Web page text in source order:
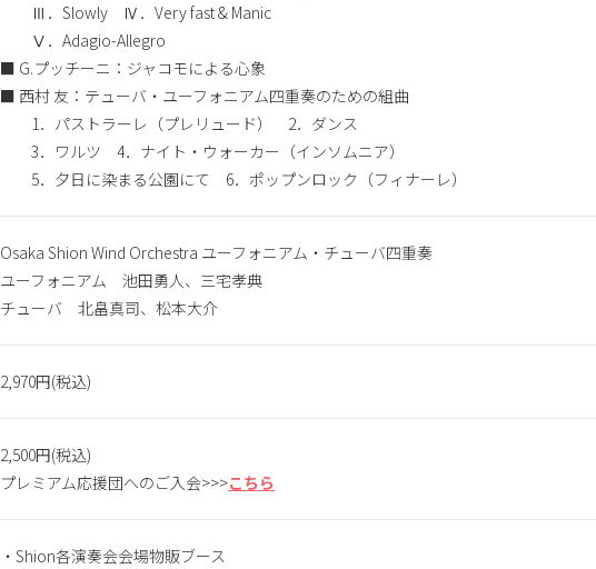
Ⅲ．Slowly Ⅳ．Very fast & Manic
Ⅴ．Adagio-Allegro
■ G.プッチーニ：ジャコモによる心象
■ 西村 友：テューバ・ユーフォニアム四重奏のための組曲
1．パストラーレ（プレリュード） 2．ダンス
3．ワルツ 4．ナイト・ウォーカー（インソムニア）
5．夕日に染まる公園にて 6．ポップンロック（フィナーレ）
Osaka Shion Wind Orchestra ユーフォニアム・チューバ四重奏
ユーフォニアム 池田勇人、三宅孝典
チューバ 北畠真司、松本大介
2,970円(税込)
2,500円(税込)
プレミアム応援団へのご入会>>>こちら
・Shion各演奏会会場物販ブース